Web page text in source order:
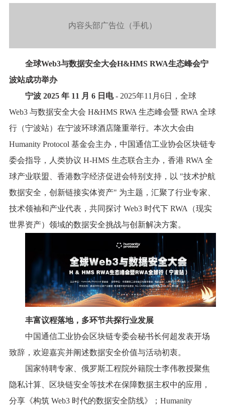
内容头部广告位（手机）
全球Web3与数据安全大会H&HMS RWA生态峰会宁
波站成功举办
宁波 2025 年 11 月 6 日电- 2025年11月6日，全球
Web3 与数据安全大会 H&HMS RWA 生态峰会暨 RWA 全球
行（宁波站）在宁波环球酒店隆重举行。本次大会由
Humanity Protocol 基金会主办，中国通信工业协会区块链专
委会指导，人类协议 H-HMS 生态联合主办，香港 RWA 全
球产业联盟、香港数字经济促进会特别支持，以 "技术护航
数据安全，创新链接实体资产" 为主题，汇聚了行业专家、
技术领袖和产业代表，共同探讨 Web3 时代下 RWA（现实
世界资产）领域的数据安全挑战与创新解决方案。
丰富议程落地，多环节共探行业发展
中国通信工业协会区块链专委会秘书长何超发表开场
致辞，欢迎嘉宾并阐述数据安全价值与活动初衷。
国家特聘专家、俄罗斯工程院外籍院士李伟教授聚焦
隐私计算、区块链安全等技术在保障数据主权中的应用，
分享《构筑 Web3 时代的数据安全防线》；Humanity